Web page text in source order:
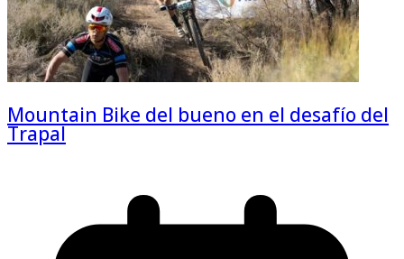
Mountain Bike del bueno en el desafío del
Trapal